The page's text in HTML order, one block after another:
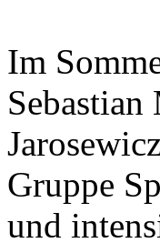
Im
Gruppe
und